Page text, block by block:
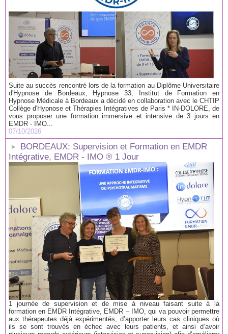
Suite au succès rencontré lors de la formation au Diplôme Universitaire
d'Hypnose de Bordeaux, Hypnose 33, Institut de Formation en
Hypnose Médicale à Bordeaux a décidé en collaboration avec le CHTIP
Collège d'Hypnose et Thérapies Intégratives de Paris * IN-DOLORE, de
vous proposer une formation immersive et intensive de 3 jours en
EMDR - IMO...
07/10/2026
BORDEAUX: Supervision et Formation en EMDR
Intégrative, EMDR - IMO ® 1 Jour
1 journée de supervision et de mise à niveau faisant suite à la
formation en EMDR Intégrative, EMDR – IMO, qui va pouvoir permettre
aux thérapeutes déjà expérimentés, d’apporter leurs cas cliniques où
ils se sont trouvés en échec avec leurs patients, et ainsi d’avoir